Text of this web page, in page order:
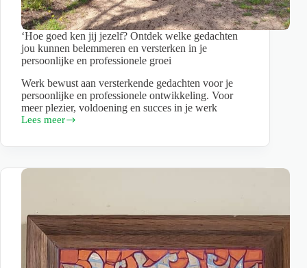
‘Hoe goed ken jij jezelf? Ontdek welke gedachten
jou kunnen belemmeren en versterken in je
persoonlijke en professionele groei
Werk bewust aan versterkende gedachten voor je
persoonlijke en professionele ontwikkeling. Voor
meer plezier, voldoening en succes in je werk
Lees meer
‘Hoe
ken
jezelf?
jou
kunnen
belemmeren
en
versterken